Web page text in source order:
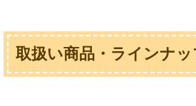
取扱い商品・ラインナッ